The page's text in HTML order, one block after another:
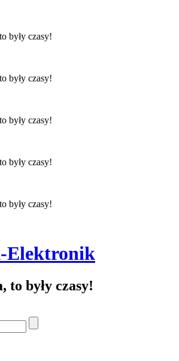
były czasy!
były czasy!
były czasy!
były czasy!
były czasy!
Elektronik
to były czasy!